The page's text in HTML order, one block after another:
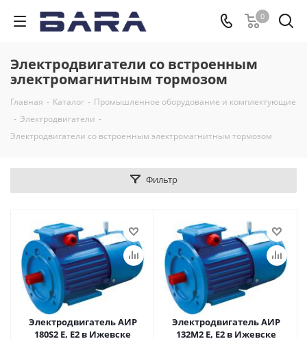
0
Электродвигатели со встроенным
электромагнитным тормозом
Главная - Каталог - Промышленное оборудование и комплектующие
- Электродвигатели -
Электродвигатели со встроенным электромагнитным тормозом
Фильтр
Электродвигатель АИР
180S2 Е, Е2 в Ижевске
Электродвигатель АИР
132М2 Е, Е2 в Ижевске